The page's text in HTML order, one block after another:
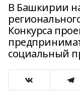
В Башкирии
Конкурса
социальный